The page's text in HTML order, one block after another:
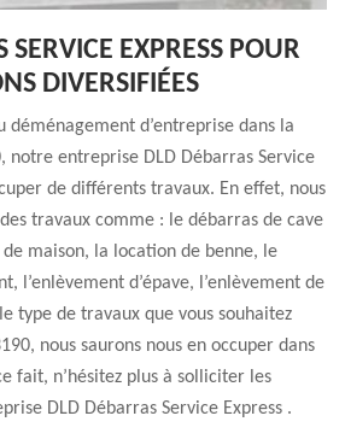
SERVICE EXPRESS POUR
DIVERSIFIÉES
déménagement d’entreprise dans la
notre entreprise DLD Débarras Service
de différents travaux. En effet, nous
travaux comme : le débarras de cave
maison, la location de benne, le
l’enlèvement d’épave, l’enlèvement de
type de travaux que vous souhaitez
nous saurons nous en occuper dans
fait, n’hésitez plus à solliciter les
DLD Débarras Service Express .